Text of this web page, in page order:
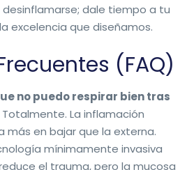
desinflamarse; dale tiempo a tu
excelencia que diseñamos.
(FAQ)
no puedo respirar bien tras
Totalmente. La inflamación
en bajar que la externa.
mínimamente invasiva
el trauma, pero la mucosa